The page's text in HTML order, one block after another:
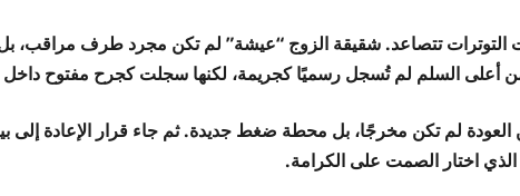
التوترات تتصاعد. شقيقة الزوج “عيشة” لم تكن مجرد طرف
من أعلى السلم لم تُسجل رسميًا كجريمة، لكنها سجلت كجرح مفتوح داخل
العودة لم تكن مخرجًا، بل محطة ضغط جديدة. ثم جاء قرار الإعادة إلى
اختار الصمت على الكرامة.